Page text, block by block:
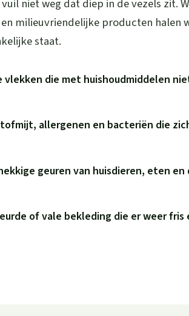
niet weg dat diep in de vezels zit.
milieuvriendelijke producten halen
staat.
vlekken die met huishoudmiddelen
allergenen en bacteriën die
geuren van huisdieren, eten
of vale bekleding die er weer